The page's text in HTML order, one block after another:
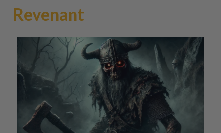
Revenant